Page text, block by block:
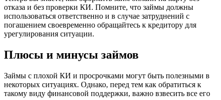
отказа и без проверки КИ. Помните, что займы должны
использоваться ответственно и в случае затруднений с
погашением своевременно обращайтесь к кредитору для
урегулирования ситуации.
Плюсы и минусы займов
Займы с плохой КИ и просрочками могут быть полезными в
некоторых ситуациях. Однако, перед тем как обратиться к
такому виду финансовой поддержки, важно взвесить все его